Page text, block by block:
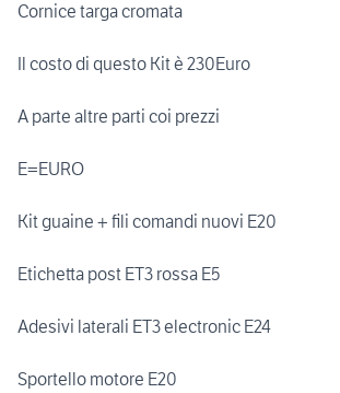
Cornice targa cromata
Il costo di questo Kit è 230Euro
A parte altre parti coi prezzi
E=EURO
Kit guaine + fili comandi nuovi E20
Etichetta post ET3 rossa E5
Adesivi laterali ET3 electronic E24
Sportello motore E20